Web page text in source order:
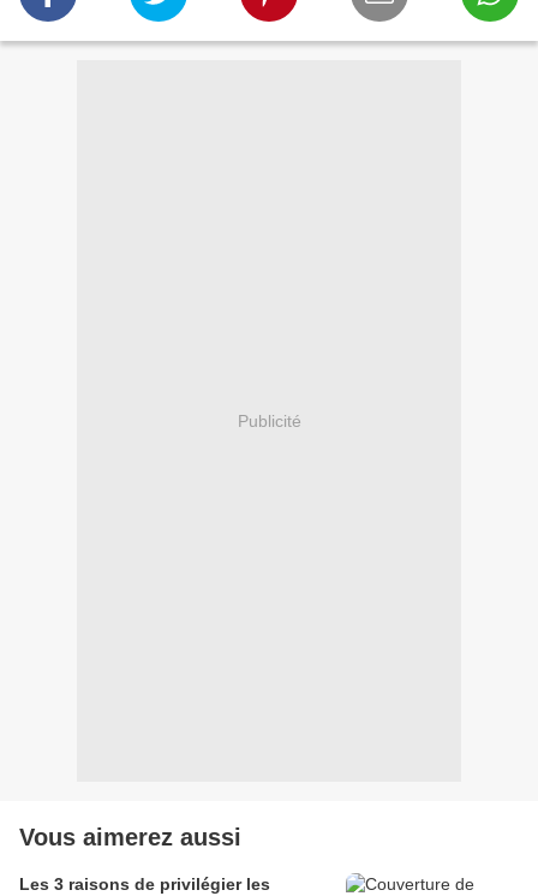
Publicité
Vous aimerez aussi
Les 3 raisons de privilégier les